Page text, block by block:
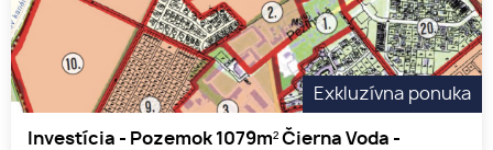
Exkluzívna ponuka
Investícia - Pozemok 1079m² Čierna Voda -